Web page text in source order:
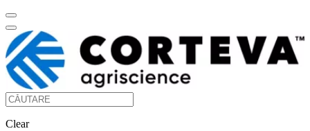
Clear